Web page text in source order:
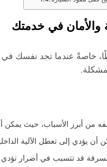
والأمان في خدمتك
خاصةً عندما تجد نفسك
تلفه من أبرز الأسباب، حيث
أن يؤدي إلى تعطل الآلية
قد تتسبب في أضرار